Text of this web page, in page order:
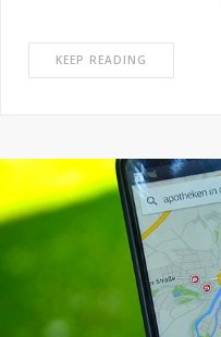
KEEP READING